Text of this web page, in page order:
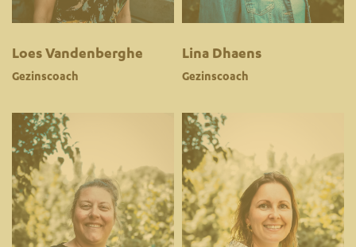
Loes Vandenberghe
Gezinscoach
Lina Dhaens
Gezinscoach